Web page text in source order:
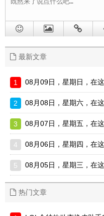
最新文章
08月09日，星期日，在
08月08日，星期六，在
08月07日，星期五，在
08月06日，星期四，在
08月05日，星期三，在
热门文章